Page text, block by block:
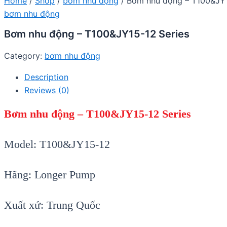
bơm nhu động
Bơm nhu động – T100&JY15-12 Series
Category: bơm nhu động
Description
Reviews (0)
Bơm nhu động – T100&JY15-12 Series
Model: T100&JY15-12
Hãng: Longer Pump
Xuất xứ: Trung Quốc